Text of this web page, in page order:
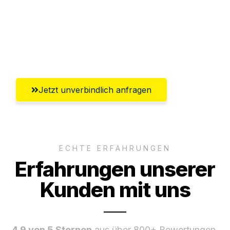
Jetzt unverbindlich anfragen
ECHTE ERFAHRUNGEN
Erfahrungen unserer
Kunden mit uns